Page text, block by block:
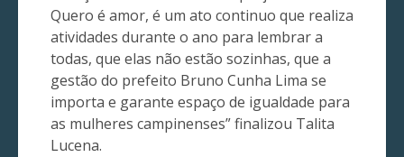
Quero é amor, é um ato continuo que realiza
atividades durante o ano para lembrar a
todas, que elas não estão sozinhas, que a
gestão do prefeito Bruno Cunha Lima se
importa e garante espaço de igualdade para
as mulheres campinenses” finalizou Talita
Lucena.